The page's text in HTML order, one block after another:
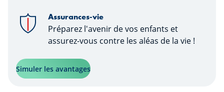
Assurances-vie
Préparez l'avenir de vos enfants et
assurez-vous contre les aléas de la vie !
Simuler les avantages